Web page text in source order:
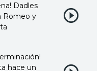
Dadles
Romeo y
hace un